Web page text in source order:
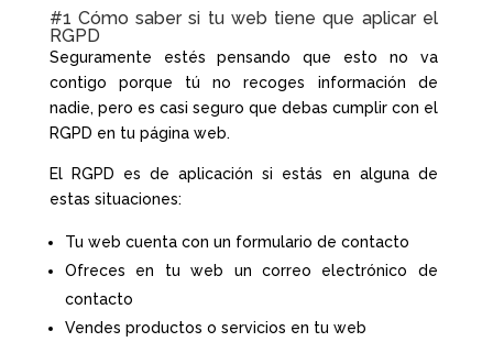
#1 Cómo saber si tu web tiene que aplicar el
RGPD
Seguramente estés pensando que esto no va
contigo porque tú no recoges información de
nadie, pero es casi seguro que debas cumplir con el
RGPD en tu página web.
El RGPD es de aplicación si estás en alguna de
estas situaciones:
Tu web cuenta con un formulario de contacto
Ofreces en tu web un correo electrónico de
contacto
Vendes productos o servicios en tu web